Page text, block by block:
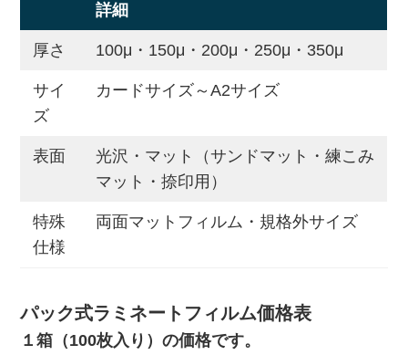
詳細
厚さ 100μ・150μ・200μ・250μ・350μ
サイ
ズ
カードサイズ～A2サイズ
表面
光沢・マット（サンドマット・練こみ
マット・捺印用）
特殊
仕様
両面マットフィルム・規格外サイズ
パック式ラミネートフィルム価格表
１箱（100枚入り）の価格です。